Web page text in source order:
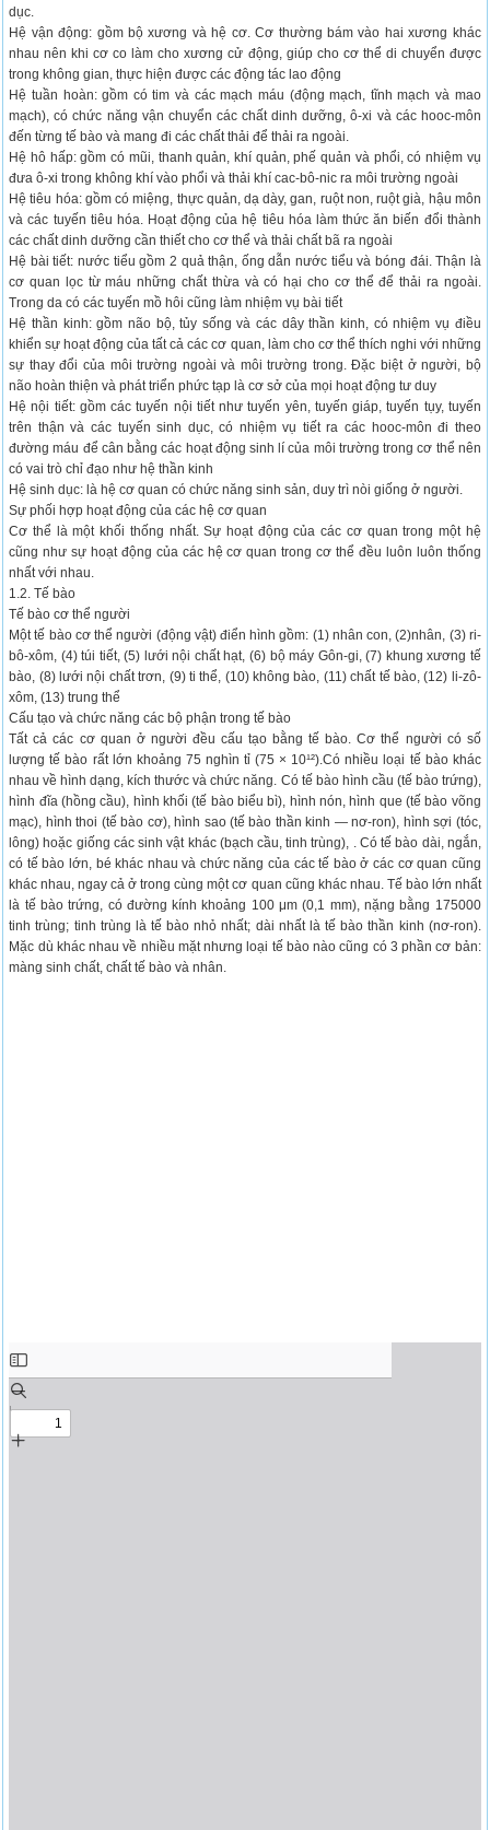
dục.
Hệ vận động: gồm bộ xương và hệ cơ. Cơ thường bám vào hai xương khác
nhau nên khi cơ co làm cho xương cử động, giúp cho cơ thể di chuyển được
trong không gian, thực hiện được các động tác lao động
Hệ tuần hoàn: gồm có tim và các mạch máu (động mạch, tĩnh mạch và mao
mạch), có chức năng vận chuyển các chất dinh dưỡng, ô-xi và các hooc-môn
đến từng tế bào và mang đi các chất thải để thải ra ngoài.
Hệ hô hấp: gồm có mũi, thanh quản, khí quản, phế quản và phổi, có nhiệm vụ
đưa ô-xi trong không khí vào phổi và thải khí cac-bô-nic ra môi trường ngoài
Hệ tiêu hóa: gồm có miệng, thực quản, dạ dày, gan, ruột non, ruột già, hậu môn
và các tuyến tiêu hóa. Hoạt động của hệ tiêu hóa làm thức ăn biến đổi thành
các chất dinh dưỡng cần thiết cho cơ thể và thải chất bã ra ngoài
Hệ bài tiết: nước tiểu gồm 2 quả thận, ống dẫn nước tiểu và bóng đái. Thận là
cơ quan lọc từ máu những chất thừa và có hại cho cơ thể để thải ra ngoài.
Trong da có các tuyến mồ hôi cũng làm nhiệm vụ bài tiết
Hệ thần kinh: gồm não bộ, tủy sống và các dây thần kinh, có nhiệm vụ điều
khiển sự hoạt động của tất cả các cơ quan, làm cho cơ thể thích nghi với những
sự thay đổi của môi trường ngoài và môi trường trong. Đặc biệt ở người, bộ
não hoàn thiện và phát triển phức tạp là cơ sở của mọi hoạt động tư duy
Hệ nội tiết: gồm các tuyến nội tiết như tuyến yên, tuyến giáp, tuyến tụy, tuyến
trên thận và các tuyến sinh dục, có nhiệm vụ tiết ra các hooc-môn đi theo
đường máu để cân bằng các hoạt động sinh lí của môi trường trong cơ thể nên
có vai trò chỉ đạo như hệ thần kinh
Hệ sinh dục: là hệ cơ quan có chức năng sinh sản, duy trì nòi giống ở người.
Sự phối hợp hoạt động của các hệ cơ quan
Cơ thể là một khối thống nhất. Sự hoạt động của các cơ quan trong một hệ
cũng như sự hoạt động của các hệ cơ quan trong cơ thể đều luôn luôn thống
nhất với nhau.
1.2. Tế bào
Tế bào cơ thể người
Một tế bào cơ thể người (động vật) điển hình gồm: (1) nhân con, (2)nhân, (3) ri-
bô-xôm, (4) túi tiết, (5) lưới nội chất hạt, (6) bộ máy Gôn-gi, (7) khung xương tế
bào, (8) lưới nội chất trơn, (9) ti thể, (10) không bào, (11) chất tế bào, (12) li-zô-
xôm, (13) trung thể
Cấu tạo và chức năng các bộ phận trong tế bào
Tất cả các cơ quan ở người đều cấu tạo bằng tế bào. Cơ thể người có số
lượng tế bào rất lớn khoảng 75 nghìn tỉ (75 × 10¹²).Có nhiều loại tế bào khác
nhau về hình dạng, kích thước và chức năng. Có tế bào hình cầu (tế bào trứng),
hình đĩa (hồng cầu), hình khối (tế bào biểu bì), hình nón, hình que (tế bào võng
mạc), hình thoi (tế bào cơ), hình sao (tế bào thần kinh — nơ-ron), hình sợi (tóc,
lông) hoặc giống các sinh vật khác (bạch cầu, tinh trùng), . Có tế bào dài, ngắn,
có tế bào lớn, bé khác nhau và chức năng của các tế bào ở các cơ quan cũng
khác nhau, ngay cả ở trong cùng một cơ quan cũng khác nhau. Tế bào lớn nhất
là tế bào trứng, có đường kính khoảng 100 μm (0,1 mm), nặng bằng 175000
tinh trùng; tinh trùng là tế bào nhỏ nhất; dài nhất là tế bào thần kinh (nơ-ron).
Mặc dù khác nhau về nhiều mặt nhưng loại tế bào nào cũng có 3 phần cơ bản:
màng sinh chất, chất tế bào và nhân.